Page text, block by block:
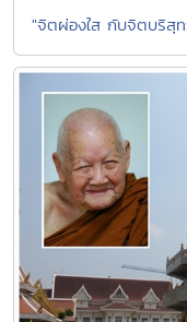
"จิตผ่องใส กับจิตบริสุ